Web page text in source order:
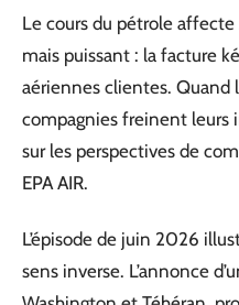
Le cours du pétrole
mais puissant : la facture
aériennes clientes. Quand
compagnies freinent leurs
sur les perspectives de
EPA AIR.
L’épisode de juin 2026
sens inverse. L’annonce